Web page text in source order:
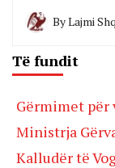
ByLajmi
Të fundit
Gërmimet për
Ministrja
Kalludër të